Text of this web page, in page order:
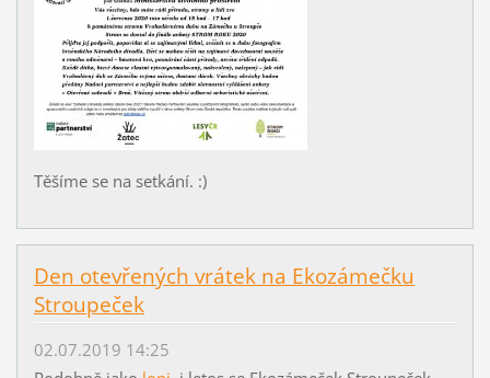
Těšíme se na setkání. :)
Den otevřených vrátek na Ekozámečku
Stroupeček
02.07.2019 14:25